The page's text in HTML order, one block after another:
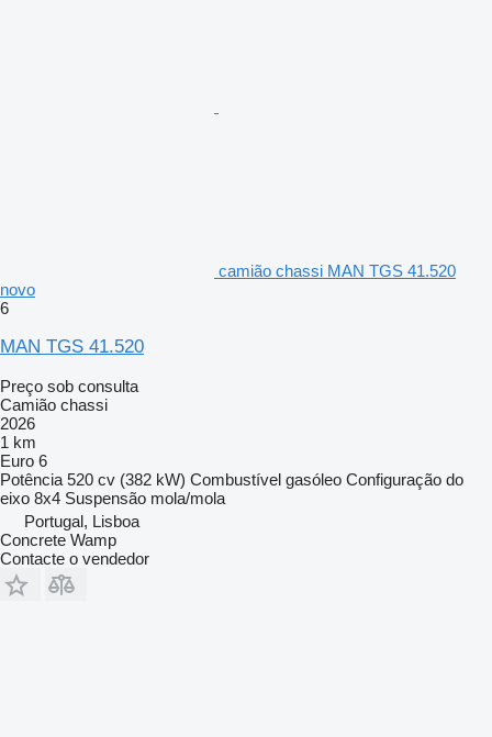
camião chassi MAN TGS 41.520
novo
6
MAN TGS 41.520
Preço sob consulta
Camião chassi
2026
1 km
Euro 6
Potência 520 cv (382 kW) Combustível gasóleo Configuração do
eixo 8x4 Suspensão mola/mola
Portugal, Lisboa
Concrete Wamp
Contacte o vendedor